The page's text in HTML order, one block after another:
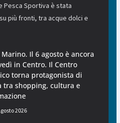
Pesca Sportiva è stata
più fronti, tra acque dolci e
Marino. Il 6 agosto è ancora
in Centro. Il Centro
torna protagonista di
tra shopping, cultura e
2026